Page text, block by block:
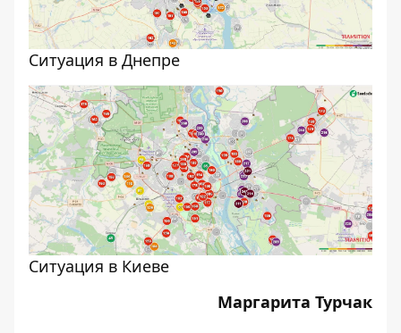
Ситуация в Днепре
Ситуация в Киеве
Маргарита Турчак